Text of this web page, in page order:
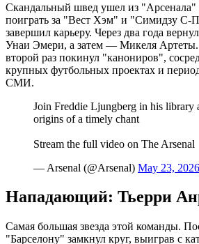
Скандальный швед ушел из "Арсенала"
поиграть за "Вест Хэм" и "Симидзу С-
завершил карьеру. Через два года
Унаи Эмери, а затем — Микеля Артеты.
второй раз покинул "канониров",
крупных футбольных проектах и
СМИ.
Join Freddie Ljungberg in his library
origins of a timely chant
Stream the full video on The Arsenal
— Arsenal (@Arsenal) May 23, 2026
Нападающий: Тьерри
Самая большая звезда этой команды.
"Барселону" замкнул круг, выиграв с